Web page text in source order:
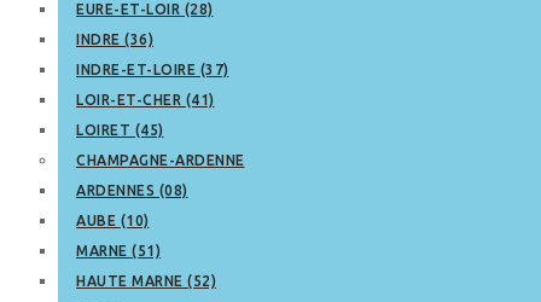
EURE-ET-LOIR (28)
INDRE (36)
INDRE-ET-LOIRE (37)
LOIR-ET-CHER (41)
LOIRET (45)
CHAMPAGNE-ARDENNE
ARDENNES (08)
AUBE (10)
MARNE (51)
HAUTE MARNE (52)